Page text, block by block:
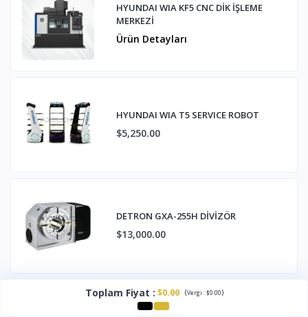
HYUNDAI WIA KF5 CNC DİK İŞLEME
MERKEZİ
Ürün Detayları
HYUNDAI WIA T5 SERVICE ROBOT
$5,250.00
DETRON GXA-255H DİVİZÖR
$13,000.00
Toplam Fiyat : $0.00 (Vergi :$0.00)